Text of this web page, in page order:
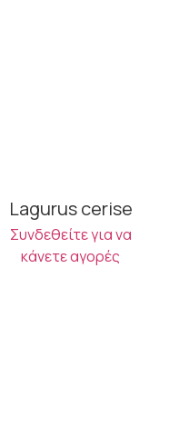
Lagurus cerise
Συνδεθείτε για να
κάνετε αγορές